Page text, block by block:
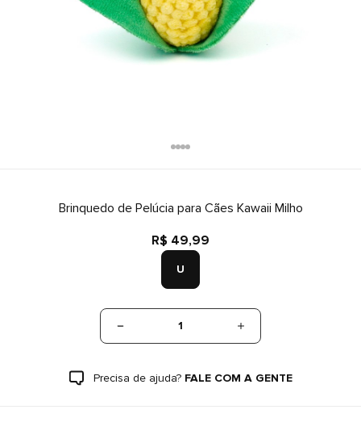
Brinquedo de Pelúcia para Cães Kawaii Milho
R$ 49,99
U
1
Precisa de ajuda? FALE COM A GENTE